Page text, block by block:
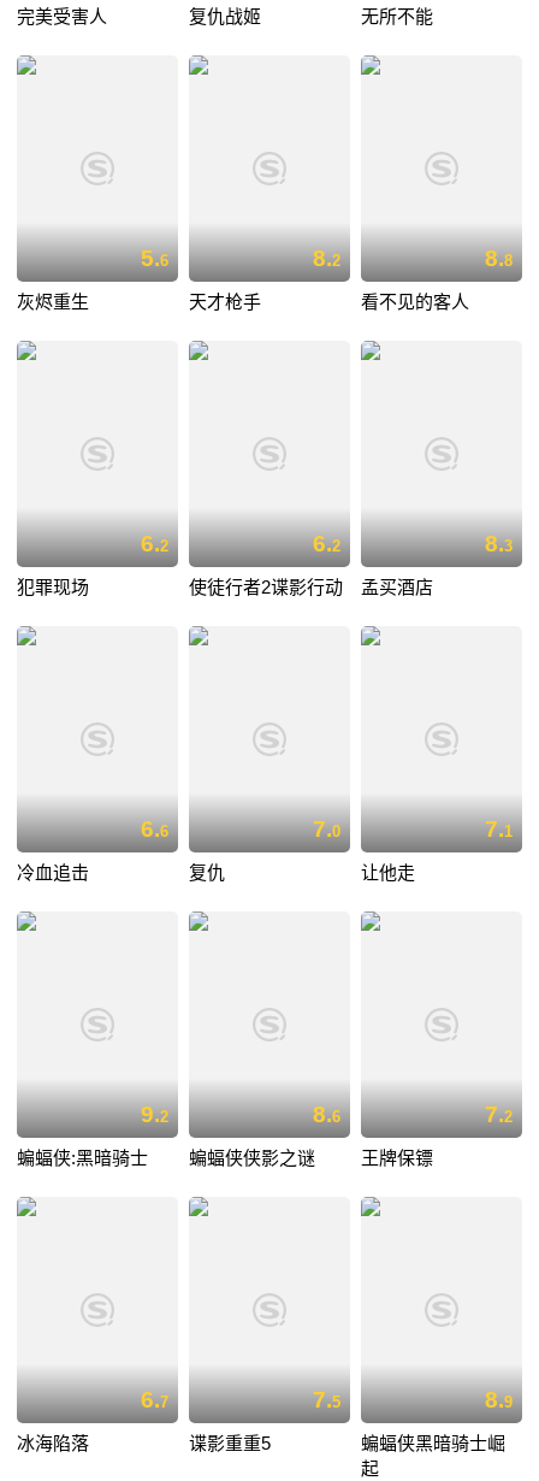
完美受害人 复仇战姬 无所不能
5.6
灰烬重生
8.2
天才枪手
8.8
看不见的客人
6.2
犯罪现场
6.2
使徒行者2谍影行动
8.3
孟买酒店
6.6
冷血追击
7.0
复仇
7.1
让他走
9.2
蝙蝠侠:黑暗骑士
8.6
蝙蝠侠侠影之谜
7.2
王牌保镖
6.7
冰海陷落
7.5
谍影重重5
8.9
蝙蝠侠黑暗骑士崛
起